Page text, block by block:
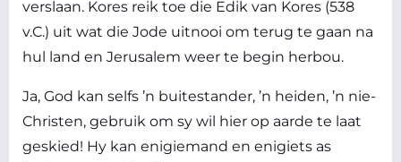
verslaan. Kores reik toe die Edik van Kores (538
v.C.) uit wat die Jode uitnooi om terug te gaan na
hul land en Jerusalem weer te begin herbou.
Ja, God kan selfs ’n buitestander, ’n heiden, ’n nie-
Christen, gebruik om sy wil hier op aarde te laat
geskied! Hy kan enigiemand en enigiets as